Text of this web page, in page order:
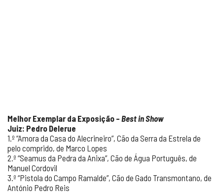
Melhor Exemplar da Exposição – Best in Show
Juiz: Pedro Delerue
1.º “Amora da Casa do Alecrineiro”, Cão da Serra da Estrela de
pelo comprido, de Marco Lopes
2.º “Seamus da Pedra da Anixa”, Cão de Água Português, de
Manuel Cordovil
3.º “Pistola do Campo Ramalde”, Cão de Gado Transmontano, de
António Pedro Reis